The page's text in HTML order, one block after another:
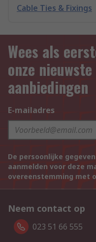
Cable Ties & Fixings
Wees als
onze
aanbiedingen
E-mailadres
De persoonlijke
aanmelden voor deze
overeenstemming met
Neem contact op
023 51 66 555